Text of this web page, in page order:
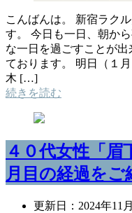
こんばんは。 新宿ラク
す。 今日も一日、朝か
な一日を過ごすことが
ております。 明日（１
木 […]
続きを読む
４０代女性「眉
月目の経過をご
更新日： 2024年11